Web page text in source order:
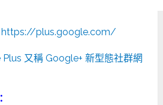
https://plus.google.com/
又稱 Google+ 新型態社群網